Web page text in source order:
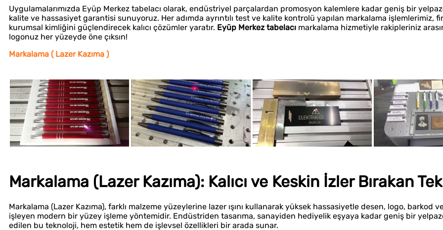
Uygulamalarımızda Eyüp Merkez tabelacı olarak, endüstriyel parçalardan promosyon kalemlere kadar geniş bir
kalite ve hassasiyet garantisi sunuyoruz. Her adımda ayrıntılı test ve kalite kontrolü yapılan markalama işlemlerimiz,
kurumsal kimliğini güçlendirecek kalıcı çözümler yaratır. Eyüp Merkez tabelacı markalama hizmetiyle rakipleriniz
logonuz her yüzeyde öne çıksın!
Markalama ( Lazer Kazıma )
Markalama (Lazer Kazıma): Kalıcı ve Keskin İzler Bırakan
Markalama (Lazer Kazıma), farklı malzeme yüzeylerine lazer ışını kullanarak yüksek hassasiyetle desen, logo, barkod
işleyen modern bir yüzey işleme yöntemidir. Endüstriden tasarıma, sanayiden hediyelik eşyaya kadar geniş bir
edilen bu teknoloji, hem estetik hem de işlevsel özellikleri bir arada sunar.
Tabela